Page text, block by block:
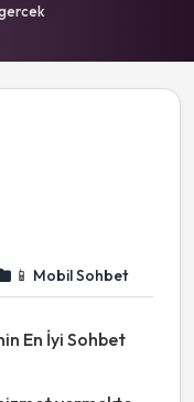
📱 Mobil Sohbet
En İyi Sohbet